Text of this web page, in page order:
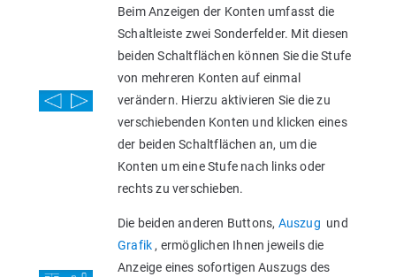
Beim Anzeigen der Konten umfasst die
Schaltleiste zwei Sonderfelder. Mit diesen
beiden Schaltflächen können Sie die Stufe
von mehreren Konten auf einmal
verändern. Hierzu aktivieren Sie die zu
verschiebenden Konten und klicken eines
der beiden Schaltflächen an, um die
Konten um eine Stufe nach links oder
rechts zu verschieben.
Die beiden anderen Buttons, Auszug und
Grafik , ermöglichen Ihnen jeweils die
Anzeige eines sofortigen Auszugs des